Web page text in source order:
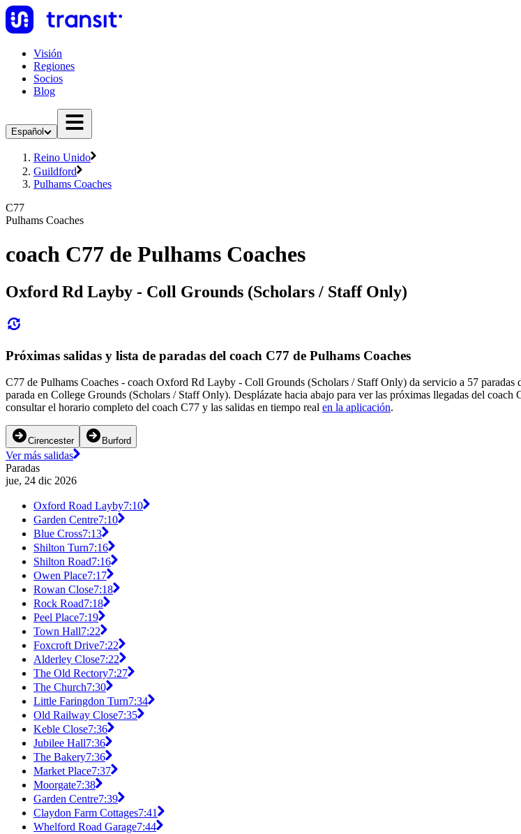
Visión
Regiones
Socios
Blog
Español
Reino Unido
Guildford
Pulhams Coaches
C77
Pulhams Coaches
coach C77 de Pulhams Coaches
Oxford Rd Layby - Coll Grounds (Scholars / Staff Only)
Próximas salidas y lista de paradas del coach C77 de Pulhams Coaches
C77 de Pulhams Coaches - coach Oxford Rd Layby - Coll Grounds (Scholars / Staff Only) da servicio a 57
parada en College Grounds (Scholars / Staff Only). Desplázate hacia abajo para ver las próximas llegadas del
consultar el horario completo del coach C77 y las salidas en tiempo real en la aplicación.
Cirencester Burford
Ver más salidas
Paradas
jue, 24 dic 2026
Oxford Road Layby7:10
Garden Centre7:10
Blue Cross7:13
Shilton Turn7:16
Shilton Road7:16
Owen Place7:17
Rowan Close7:18
Rock Road7:18
Peel Place7:19
Town Hall7:22
Foxcroft Drive7:22
Alderley Close7:22
The Old Rectory7:27
The Church7:30
Little Faringdon Turn7:34
Old Railway Close7:35
Keble Close7:36
Jubilee Hall7:36
The Bakery7:36
Market Place7:37
Moorgate7:38
Garden Centre7:39
Claydon Farm Cottages7:41
Whelford Road Garage7:44